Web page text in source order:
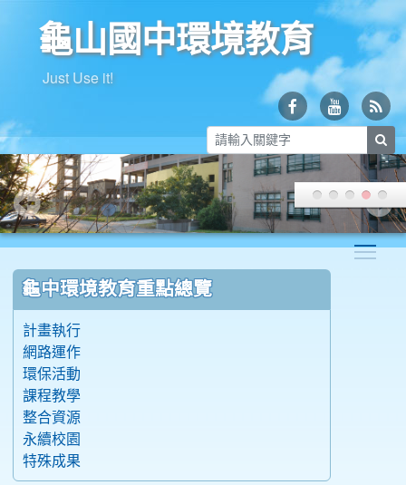
龜山國中環境教育
Just Use it!
龜中環境教育重點總覽
計畫執行
網路運作
環保活動
課程教學
整合資源
永續校園
特殊成果